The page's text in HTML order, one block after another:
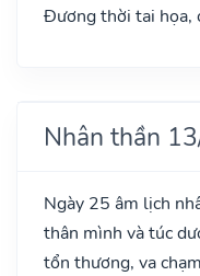
Đương thời tai họa,
Nhân thần
Ngày 25 âm lịch
thân mình và túc
tổn thương, va